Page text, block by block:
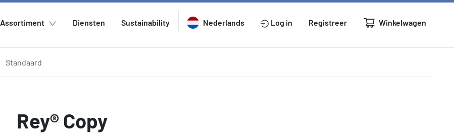
Assortiment Diensten Sustainability Nederlands Log in Registreer Winkelwagen
Standaard
Rey® Copy